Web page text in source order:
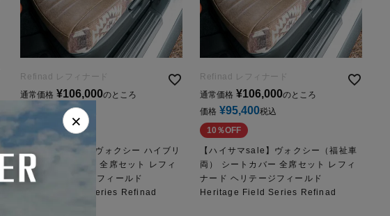
Refinad レフィナード
通常価格 ¥106,000のところ
価格 ¥95,400税込
10％OFF
【ハイサマsale】ヴォクシー ハイブリ
ッド シートカバー 全席セット レフィ
ナード ヘリテージフィールド
Heritage Field Series Refinad
Refinad レフィナード
通常価格 ¥106,000のところ
価格 ¥95,400税込
10％OFF
【ハイサマsale】ヴォクシー（福祉車
両） シートカバー 全席セット レフィ
ナード ヘリテージフィールド
Heritage Field Series Refinad
×